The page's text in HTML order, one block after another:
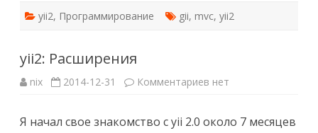
yii2, Программирование gii, mvc, yii2
yii2: Расширения
nix 2014-12-31 Комментариев кнет
Я начал свое знакомство с yii 2.0 около 7 месяцев